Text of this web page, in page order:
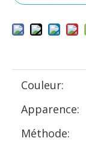
Couleur:
Apparence:
Méthode: